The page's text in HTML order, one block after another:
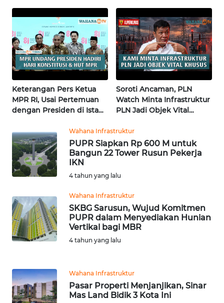
Terkini
pertama di Fujisawa
Keterangan Pers Ketua
MPR RI, Usai Pertemuan
dengan Presiden di Istana
Soroti Ancaman, PLN
Watch Minta Infrastruktur
PLN Jadi Objek Vital
Research
Wahana Infrastruktur
PUPR Siapkan Rp 600 M untuk
Bangun 22 Tower Rusun Pekerja
IKN
4 tahun yang lalu
Wahana Infrastruktur
SKBG Sarusun, Wujud Komitmen
PUPR dalam Menyediakan Hunian
Vertikal bagi MBR
4 tahun yang lalu
Wahana Infrastruktur
Pasar Properti Menjanjikan, Sinar
Mas Land Bidik 3 Kota Ini
KARIR
DISCLAIMER
Wahana
News
Regional
WN
WN
JAKARTA
JABAR
WN
BANTEN
NTT
WN